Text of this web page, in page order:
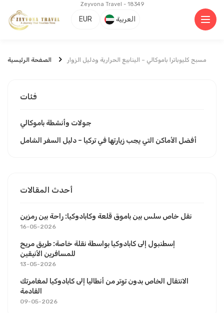
Zeyvona Travel - 18349
EUR العربية
الصفحة الرئيسية مسبح كليوباترا باموكالي – الينابيع الحرارية ودليل الزوار
فئات
جولات وأنشطة باموكالي
أفضل الأماكن التي يجب زيارتها في تركيا – دليل السفر الشامل
أحدث المقالات
نقل خاص سلس بين باموق قلعة وكابادوكيا: راحة بين رمزين
16-05-2026
إسطنبول إلى كابادوكيا بواسطة نقلة خاصة: طريق مريح
للمسافرين الأنيقين
13-05-2026
الانتقال الخاص بدون توتر من أنطاليا إلى كابادوكيا لمغامرتك
القادمة
09-05-2026